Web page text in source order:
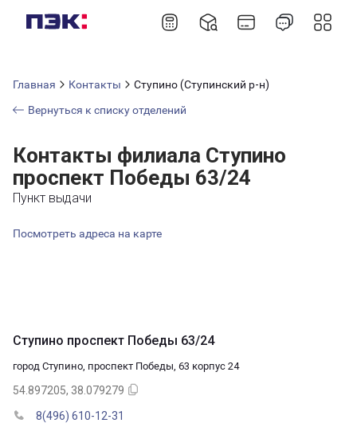
Главная Контакты
Ступино (Ступинский р-н)
Вернуться к списку отделений
Контакты филиала Ступино
проспект Победы 63/24
Пункт выдачи
Посмотреть адреса на карте
Ступино проспект Победы 63/24
город Ступино, проспект Победы, 63 корпус 24
54.897205, 38.079279
8(496) 610-12-31